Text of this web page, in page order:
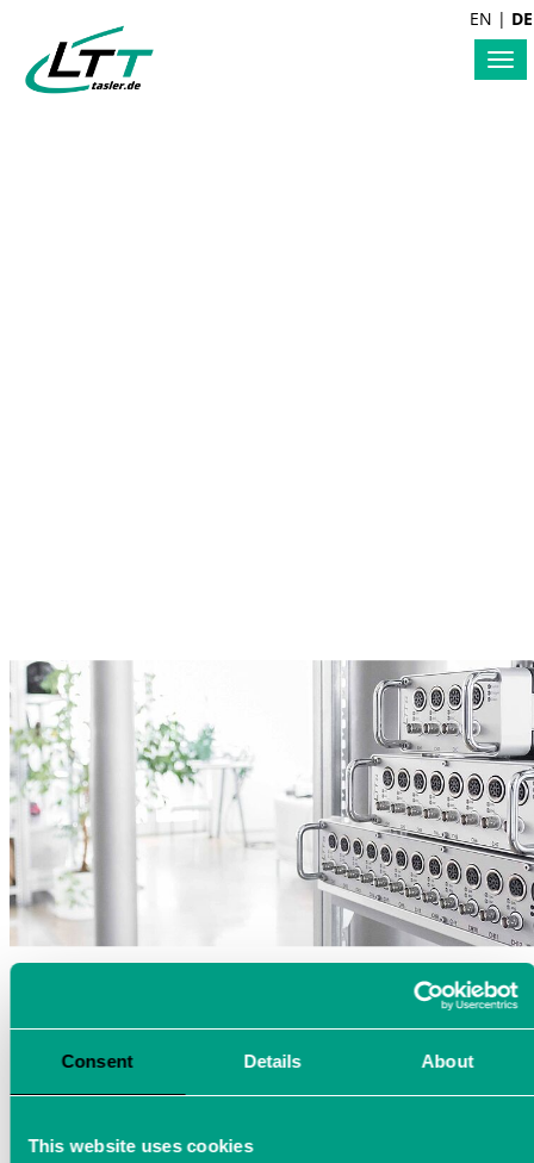
Consent Details About
This website uses cookies
| DE
EN